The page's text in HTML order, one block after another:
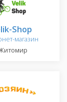
Shop
магазин